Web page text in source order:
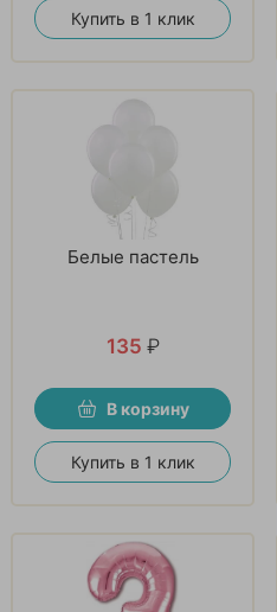
Купить в 1 клик
Белые пастель
135 ₽
В корзину
Купить в 1 клик